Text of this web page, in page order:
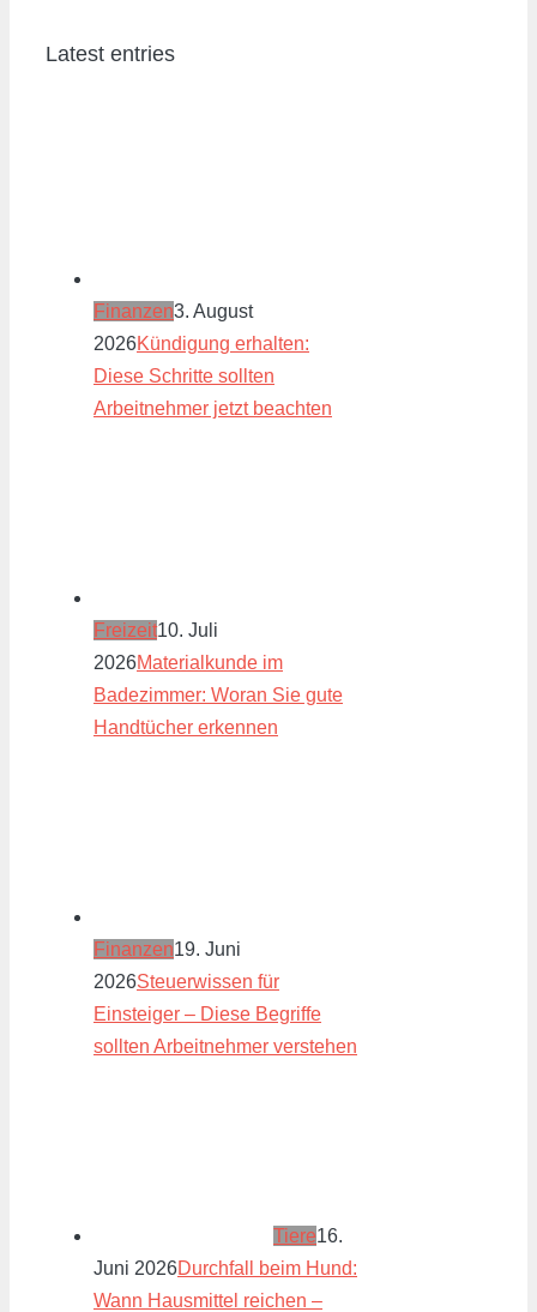
Latest entries
Finanzen3. August
2026Kündigung erhalten:
Diese Schritte sollten
Arbeitnehmer jetzt beachten
Freizeit10. Juli
2026Materialkunde im
Badezimmer: Woran Sie gute
Handtücher erkennen
Finanzen19. Juni
2026Steuerwissen für
Einsteiger – Diese Begriffe
sollten Arbeitnehmer verstehen
Tiere16.
Juni 2026Durchfall beim Hund:
Wann Hausmittel reichen –